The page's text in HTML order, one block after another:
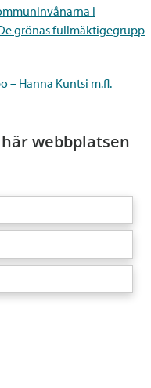
i
grönas fullmäktigegrupp
– Hanna Kuntsi m.fl.
webbplatsen